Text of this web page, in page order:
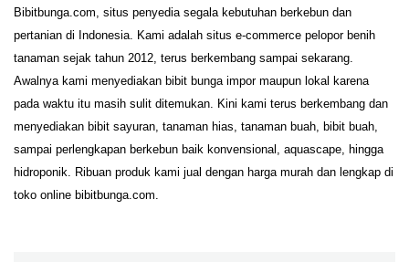
Bibitbunga.com, situs penyedia segala kebutuhan berkebun dan
pertanian di Indonesia. Kami adalah situs e-commerce pelopor benih
tanaman sejak tahun 2012, terus berkembang sampai sekarang.
Awalnya kami menyediakan bibit bunga impor maupun lokal karena
pada waktu itu masih sulit ditemukan. Kini kami terus berkembang dan
menyediakan bibit sayuran, tanaman hias, tanaman buah, bibit buah,
sampai perlengkapan berkebun baik konvensional, aquascape, hingga
hidroponik. Ribuan produk kami jual dengan harga murah dan lengkap di
toko online bibitbunga.com.